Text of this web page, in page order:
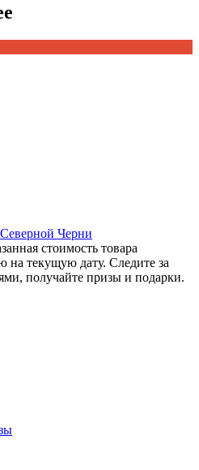
стоимость товара
на текущую дату. Следите за
получайте призы и подарки.